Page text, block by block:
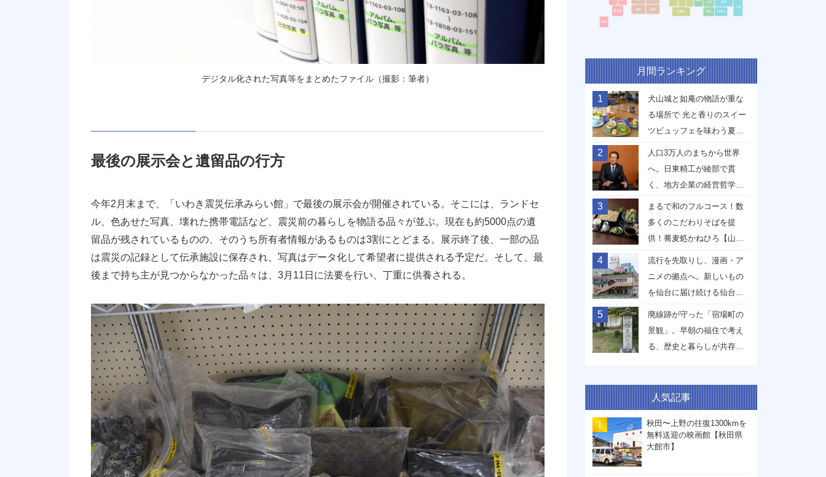
デジタル化された写真等をまとめたファイル（撮影：筆者）
最後の展示会と遺留品の行方
今年2月末まで、「いわき震災伝承みらい館」で最後の展示会が開催されている。そこには、ランドセ
ル、色あせた写真、壊れた携帯電話など、震災前の暮らしを物語る品々が並ぶ。現在も約5000点の遺
留品が残されているものの、そのうち所有者情報があるものは3割にとどまる。展示終了後、一部の品
は震災の記録として伝承施設に保存され、写真はデータ化して希望者に提供される予定だ。そして、最
後まで持ち主が見つからなかった品々は、3月11日に法要を行い、丁重に供養される。
月間ランキング
1
犬山城と如庵の物語が重な
る場所で 光と香りのスイー
ツビュッフェを味わう夏
2
人口3万人のまちから世界
へ。日東精工が綾部で貫
く、地方企業の経営哲学
【京都府綾部市】
3
まるで和のフルコース！数
多くのこだわりそばを提
供！蕎麦処かねひろ【山形
県山形市】
4
流行を先取りし、漫画・ア
ニメの拠点へ。新しいもの
を仙台に届け続ける仙台駅
前イービーンズ【宮城県仙
台市】
5
廃線跡が守った「宿場町の
景観」。早朝の福住で考え
る、歴史と暮らしが共存す
人気記事
秋田〜上野の往復1300kmを
無料送迎の映画館【秋田県
大館市】